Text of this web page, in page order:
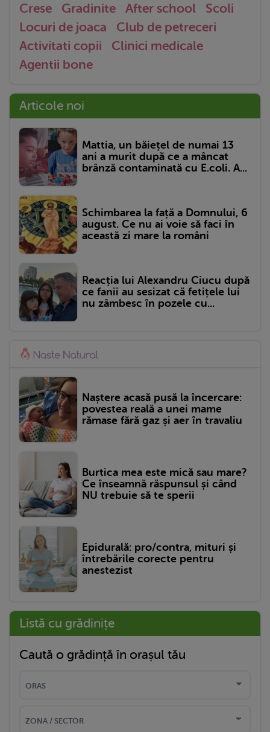
Crese Gradinite After school
Scoli
Locuri de joaca
Club de petreceri
Activitati copii
Clinici medicale
Agentii bone
Articole noi
Mattia, un băiețel de numai 13
ani a murit după ce a mâncat
brânză contaminată cu E.coli. A...
Schimbarea la față a Domnului, 6
august. Ce nu ai voie să faci în
această zi mare la români
Reacția lui Alexandru Ciucu după
ce fanii au sesizat că fetițele lui
nu zâmbesc în pozele cu...
Naștere acasă pusă la încercare:
povestea reală a unei mame
rămase fără gaz și aer în travaliu
Burtica mea este mică sau mare?
Ce înseamnă răspunsul și când
NU trebuie să te sperii
Epidurală: pro/contra, mituri și
întrebările corecte pentru
anestezist
Listă cu grădinițe
Caută o grădință în orașul tău